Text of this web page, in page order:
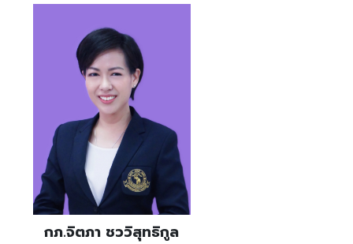
กภ.จิตภา ชววิสุทธิกูล